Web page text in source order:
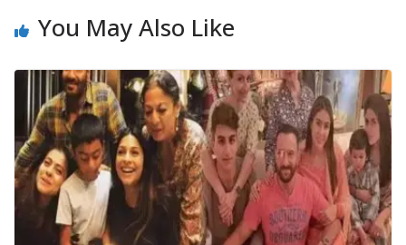
You May Also Like